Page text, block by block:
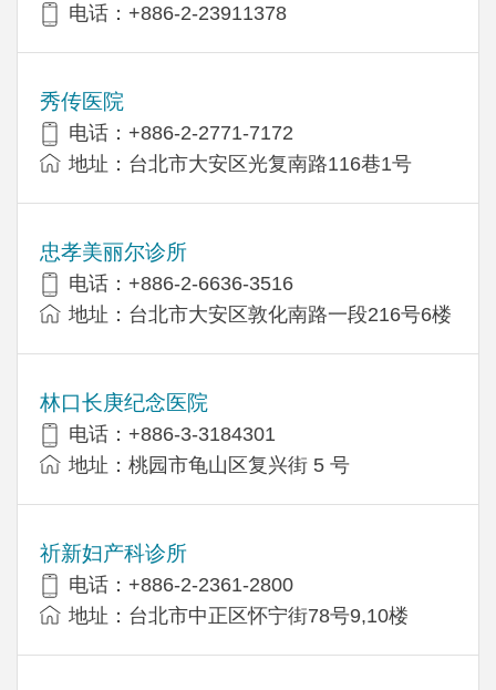
电话：+886-2-23911378
秀传医院
电话：+886-2-2771-7172
地址：台北市大安区光复南路116巷1号
忠孝美丽尔诊所
电话：+886-2-6636-3516
地址：台北市大安区敦化南路一段216号6楼
林口长庚纪念医院
电话：+886-3-3184301
地址：桃园市龟山区复兴街 5 号
祈新妇产科诊所
电话：+886-2-2361-2800
地址：台北市中正区怀宁街78号9,10楼